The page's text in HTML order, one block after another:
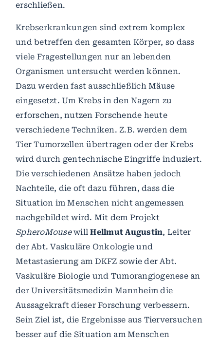
erschließen.
Krebserkrankungen sind extrem komplex
und betreffen den gesamten Körper, so dass
viele Fragestellungen nur an lebenden
Organismen untersucht werden können.
Dazu werden fast ausschließlich Mäuse
eingesetzt. Um Krebs in den Nagern zu
erforschen, nutzen Forschende heute
verschiedene Techniken. Z.B. werden dem
Tier Tumorzellen übertragen oder der Krebs
wird durch gentechnische Eingriffe induziert.
Die verschiedenen Ansätze haben jedoch
Nachteile, die oft dazu führen, dass die
Situation im Menschen nicht angemessen
nachgebildet wird. Mit dem Projekt
SpheroMousewillHellmut Augustin, Leiter
der Abt. Vaskuläre Onkologie und
Metastasierung am DKFZ sowie der Abt.
Vaskuläre Biologie und Tumorangiogenese an
der Universitätsmedizin Mannheim die
Aussagekraft dieser Forschung verbessern.
Sein Ziel ist, die Ergebnisse aus Tierversuchen
besser auf die Situation am Menschen